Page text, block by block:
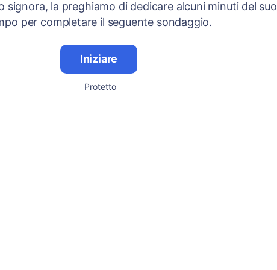
signora, la preghiamo di dedicare alcuni minuti del suo
per completare il seguente sondaggio.
Iniziare
Protetto